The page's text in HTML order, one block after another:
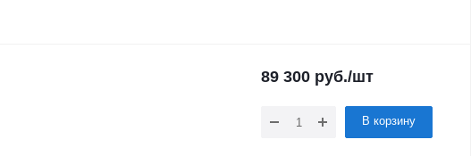
89 300 руб./шт
В корзину